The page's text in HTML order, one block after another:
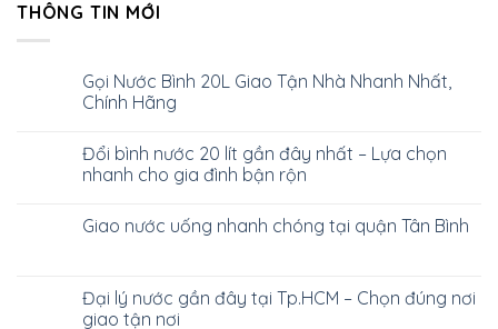
THÔNG TIN MỚI
Gọi Nước Bình 20L Giao Tận Nhà Nhanh Nhất,
Chính Hãng
Đổi bình nước 20 lít gần đây nhất – Lựa chọn
nhanh cho gia đình bận rộn
Giao nước uống nhanh chóng tại quận Tân Bình
Đại lý nước gần đây tại Tp.HCM – Chọn đúng nơi
giao tận nơi